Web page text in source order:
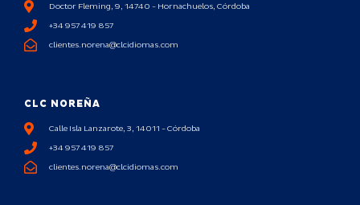
CLC NOREÑA
Calle Isla Lanzarote, 3, 14011 - Córdoba
+34 957 419 857
clientes.norena@clcidiomas.com
Doctor Fleming, 9, 14740 - Hornachuelos, Córdoba
+34 957 419 857
clientes.norena@clcidiomas.com